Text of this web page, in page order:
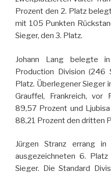
Prozent den 2. Platz
mit 105 Punkten
Sieger, den 3. Platz.
Johann Lang belegte
Production Division
Platz. Überlegener Sieger
Grauffel, Frankreich, vor
89,57 Prozent und
88,21 Prozent den dritten
Jürgen Stranz errang
ausgezeichneten 6.
Sieger. Die Standard